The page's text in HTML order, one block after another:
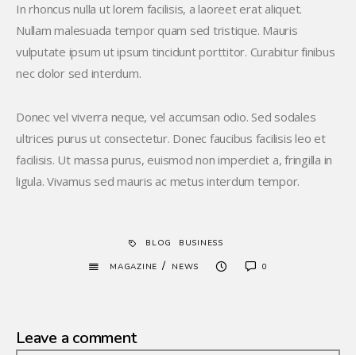
In rhoncus nulla ut lorem facilisis, a laoreet erat aliquet.
Nullam malesuada tempor quam sed tristique. Mauris
vulputate ipsum ut ipsum tincidunt porttitor. Curabitur finibus
nec dolor sed interdum.
Donec vel viverra neque, vel accumsan odio. Sed sodales
ultrices purus ut consectetur. Donec faucibus facilisis leo et
facilisis. Ut massa purus, euismod non imperdiet a, fringilla in
ligula. Vivamus sed mauris ac metus interdum tempor.
BLOG BUSINESS
MAGAZINE / NEWS 0
Leave a comment